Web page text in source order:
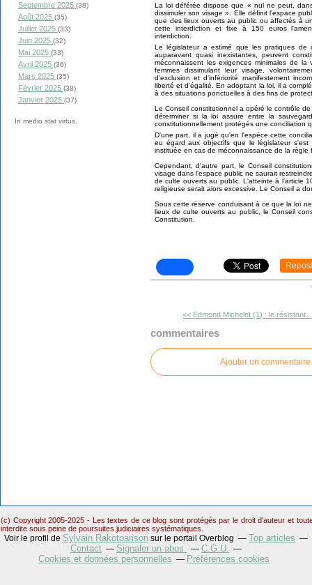
Septembre 2025 (38)
Août 2025 (35)
Juillet 2025 (33)
Juin 2025 (32)
Mai 2025 (33)
Avril 2025 (36)
Mars 2025 (35)
Février 2025 (38)
Janvier 2025 (37)
In medio stat virtus.
La loi déférée dispose que « nul ne peut,
dissimuler son visage ». Elle définit l'espace
que des lieux ouverts au public ou affectés à
cette interdiction et fixe à 150 euros
interdiction.
Le législateur a estimé que les pratiques de
auparavant quasi inexistantes, peuvent
méconnaissent les exigences minimales de
femmes dissimulant leur visage,
d'exclusion et d'infériorité manifestement
liberté et d'égalité. En adoptant la loi, il a
à des situations ponctuelles à des fins de
Le Conseil constitutionnel a opéré le contrôle
déterminer si la loi assure entre la
constitutionnellement protégés une conciliation
D'une part, il a jugé qu'en l'espèce cette
eu égard aux objectifs que le législateur
instituée en cas de méconnaissance de la règle
Cependant, d'autre part, le Conseil
visage dans l'espace public ne saurait
de culte ouverts au public. L'atteinte à l'article
religieuse serait alors excessive. Le Conseil a
Sous cette réserve conduisant à ce que la loi
lieux de culte ouverts au public, le Conseil
Constitution.
Repost
-
<< Edmond Michelet (1) : le résistant...
commentaires
Ajouter un commentaire
(c) Copyright 2005-2025 - Les textes de ce blog sont protégés par le droit d'auteur et
interdite sous peine de poursuites judiciaires systématiques.
Voir le profil de Sylvain Rakotoarison sur le portail Overblog
Top articles
Contact
Signaler un abus
C.G.U.
Cookies et données personnelles
Préférences cookies